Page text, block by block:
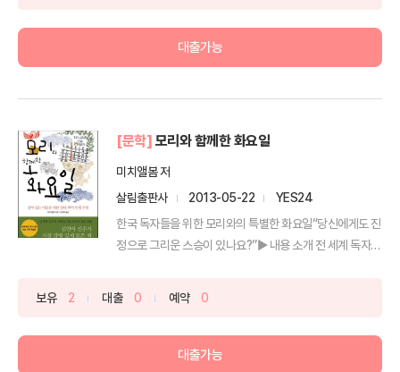
대출가능
[문학] 모리와 함께한 화요일
미치앨봄 저
살림출판사
2013-05-22
YES24
한국 독자들을 위한 모리와의 특별한 화요일“당신에게도 진
정으로 그리운 스승이 있나요?”▶ 내용 소개 전 세계 독자가
보유 2 대출 0 예약 0
대출가능